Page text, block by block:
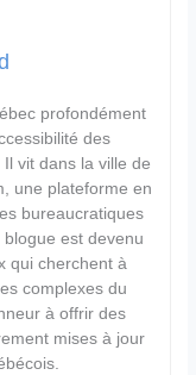
profondément
des
vit dans la ville de
une plateforme en
bureaucratiques
est devenu
qui cherchent à
complexes du
à offrir des
mises à jour